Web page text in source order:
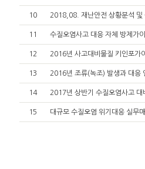
10 2018,08. 재난안전 상황분석 및
11 수질오염사고 대응 자체 방제가
12 2016년 사고대비물질 키인포가
13 2016년 조류(녹조) 발생과 대응
14 2017년 상반기 수질오염사고 대
15 대규모 수질오염 위기대응 실무